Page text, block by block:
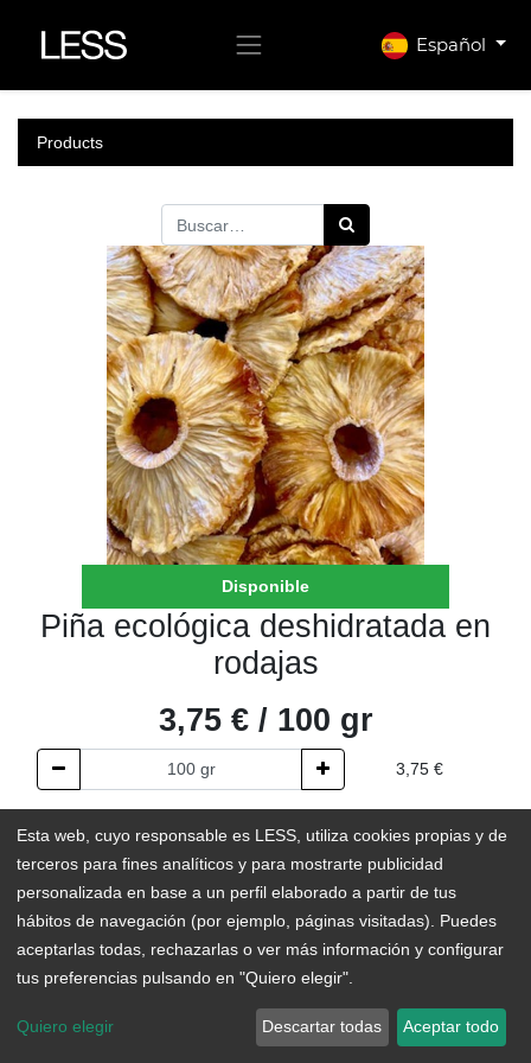
Español
Products
Disponible
Piña ecológica deshidratada en
rodajas
3,75€ / 100 gr
3,75 €
AÑADIR AL CARRITO
En existencias
Add to Wishlist
Esta web, cuyo responsable es LESS, utiliza cookies propias y de
terceros para fines analíticos y para mostrarte publicidad
personalizada en base a un perfil elaborado a partir de tus
hábitos de navegación (por ejemplo, páginas visitadas). Puedes
aceptarlas todas, rechazarlas o ver más información y configurar
tus preferencias pulsando en "Quiero elegir".
Quiero elegir Descartar todas Aceptar todo